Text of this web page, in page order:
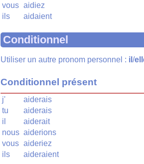
vous aidiez
ils
aidaient
Conditionnel
Utiliser un autre pronom personnel : il /
Conditionnel présent
j'
aiderais
tu
aiderais
il
aiderait
nous aiderions
vous aideriez
ils
aideraient